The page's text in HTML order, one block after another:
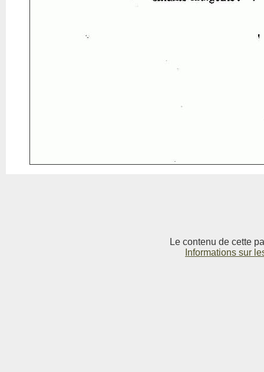
Le contenu de cette
Informations sur